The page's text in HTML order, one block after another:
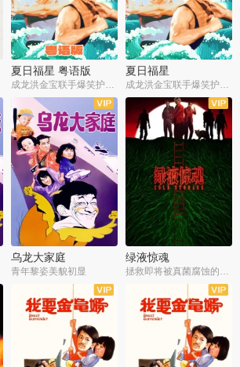
夏日福星 粤语版
成龙洪金宝联手爆笑护美女
夏日福星
成龙洪金宝联手爆笑护美女
乌龙大家庭
青年黎姿美貌初显
绿液惊魂
拯救即将被真菌腐蚀的世界